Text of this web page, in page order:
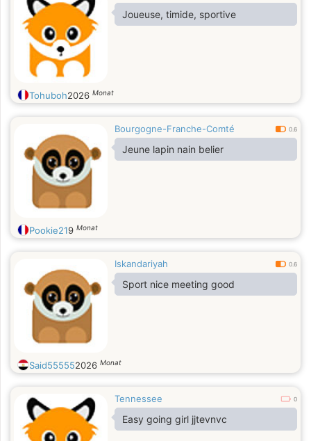
Joueuse, timide, sportive
Tohuboh2026 Monat
Bourgogne-Franche-Comté 0.6
Jeune lapin nain belier
Pookie219 Monat
Iskandariyah 0.6
Sport nice meeting good
Said555552026 Monat
Tennessee 0
Easy going girl jjtevnvc